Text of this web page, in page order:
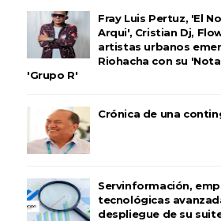
Fray Luis Pertuz, 'El
Arqui', Cristian Dj,
artistas urbanos
Riohacha con su
'Grupo R'
Crónica de una
Servinformación,
tecnológicas
despliegue de su